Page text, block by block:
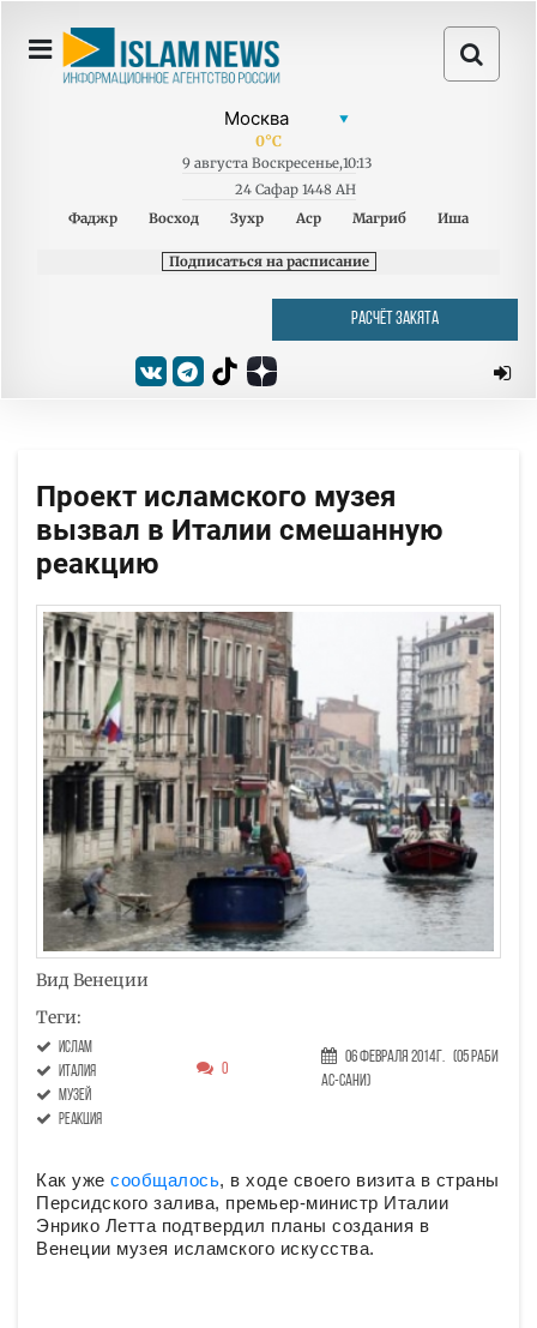
0°C
9 августа Воскресенье,10:13
24 Сафар 1448 AH
Фаджр
Восход Зухр Аср Магриб Иша
Подписаться на расписание
РАСЧЁТ ЗАКЯТА
Проект исламского музея
вызвал в Италии смешанную
реакцию
Вид Венеции
Теги:
ислам
Италия
Музей
реакция
0
06 Февраля 2014г. (05 Раби
ас-сани)
Как уже сообщалось, в ходе своего визита в страны
Персидского залива, премьер-министр Италии
Энрико Летта подтвердил планы создания в
Венеции музея исламского искусства.